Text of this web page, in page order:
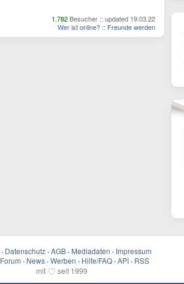
1.782 Besucher :: updated 19.03.22
Wer ist online? :: Freunde werden
· Datenschutz · AGB · Mediadaten · Impressum
Forum · News · Werben · Hilfe/FAQ · API · RSS
mit ♡ seit 1999